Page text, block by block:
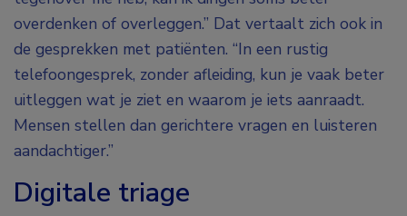
overdenken of overleggen.” Dat vertaalt zich ook in
de gesprekken met patiënten. “In een rustig
telefoongesprek, zonder afleiding, kun je vaak beter
uitleggen wat je ziet en waarom je iets aanraadt.
Mensen stellen dan gerichtere vragen en luisteren
aandachtiger.”
Digitale triage